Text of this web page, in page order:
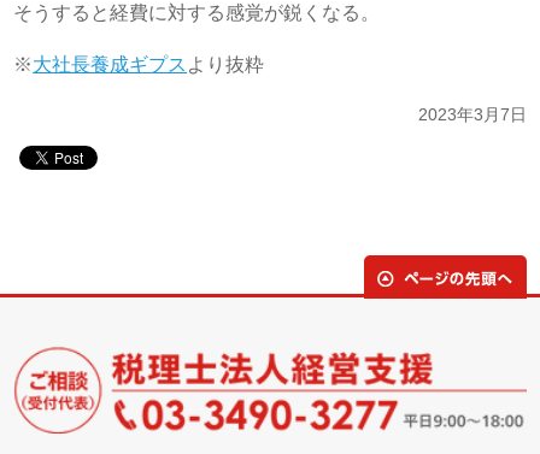
そうすると経費に対する感覚が鋭くなる。
※大社長養成ギプス より抜粋
2023年3月7日